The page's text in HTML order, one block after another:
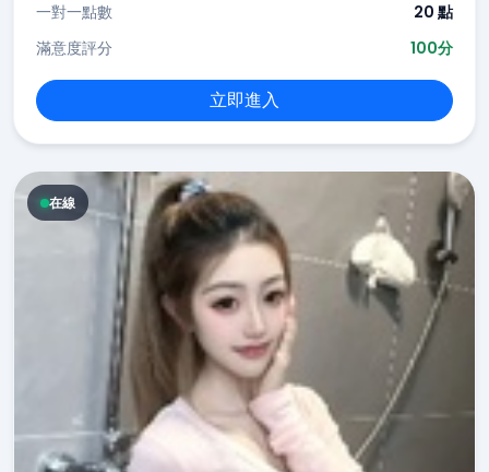
一對一點數
20 點
滿意度評分
100分
立即進入
在線